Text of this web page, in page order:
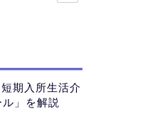
期入所生活介
」を解説